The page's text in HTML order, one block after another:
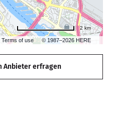
Terms of use © 1987–2026 HERE
2 km
Anbieter erfragen